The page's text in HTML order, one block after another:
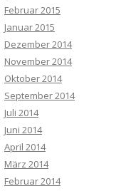
Februar 2015
Januar 2015
Dezember 2014
November 2014
Oktober 2014
September 2014
Juli 2014
Juni 2014
April 2014
März 2014
Februar 2014